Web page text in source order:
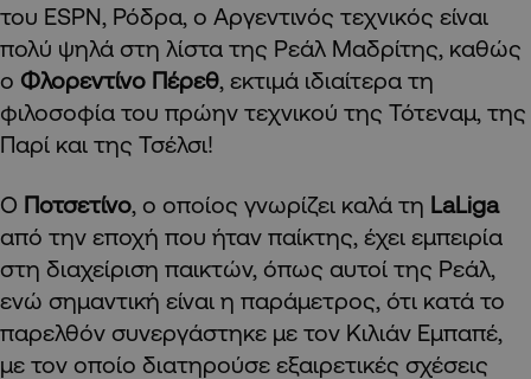
του ESPN, Ρόδρα, o Aργεντινός τεχνικός είναι
πολύ ψηλά στη λίστα της Ρεάλ Μαδρίτης, καθώς
ο Φλορεντίνο Πέρεθ, εκτιμά ιδιαίτερα τη
φιλοσοφία του πρώην τεχνικού της Τότεναμ, της
Παρί και της Τσέλσι!
Ο Ποτσετίνο, ο οποίος γνωρίζει καλά τη LaLiga
από την εποχή που ήταν παίκτης, έχει εμπειρία
στη διαχείριση παικτών, όπως αυτοί της Ρεάλ,
ενώ σημαντική είναι η παράμετρος, ότι κατά το
παρελθόν συνεργάστηκε με τον Κιλιάν Εμπαπέ,
με τον οποίο διατηρούσε εξαιρετικές σχέσεις